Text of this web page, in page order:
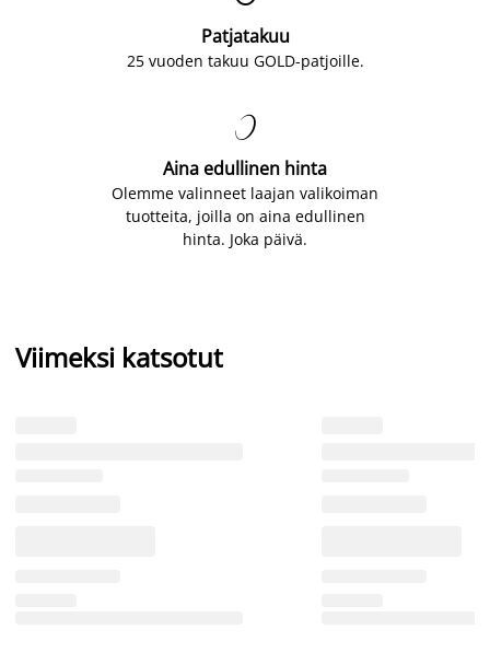
Patjatakuu
25 vuoden takuu GOLD-patjoille.

Aina edullinen hinta
Olemme valinneet laajan valikoiman
tuotteita, joilla on aina edullinen
hinta. Joka päivä.
Viimeksi katsotut